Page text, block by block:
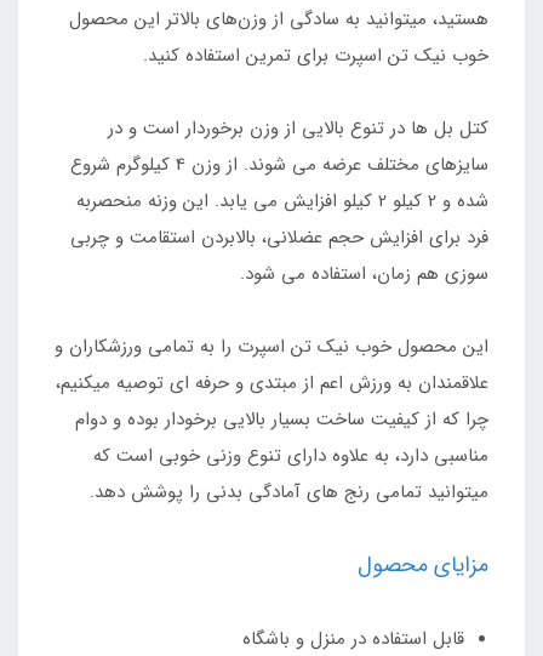
هستید، میتوانید به سادگی از وزن‌های بالاتر این محصول
خوب نیک تن اسپرت برای تمرین استفاده کنید.
کتل بل ها در تنوع بالایی از وزن برخوردار است و در
سایزهای مختلف عرضه می شوند. از وزن 4 کیلوگرم شروع
شده و 2 کیلو 2 کیلو افزایش می یابد. این وزنه منحصربه
فرد برای افزایش حجم عضلانی، بالابردن استقامت و چربی
سوزی هم زمان، استفاده می شود.
این محصول خوب نیک تن اسپرت را به تمامی ورزشکاران و
علاقمندان به ورزش اعم از مبتدی و حرفه ای توصیه میکنیم،
چرا که از کیفیت ساخت بسیار بالایی برخودار بوده و دوام
مناسبی دارد، به علاوه دارای تنوع وزنی خوبی است که
میتوانید تمامی رنج های آمادگی بدنی را پوشش دهد.
مزایای محصول
قابل استفاده در منزل و باشگاه